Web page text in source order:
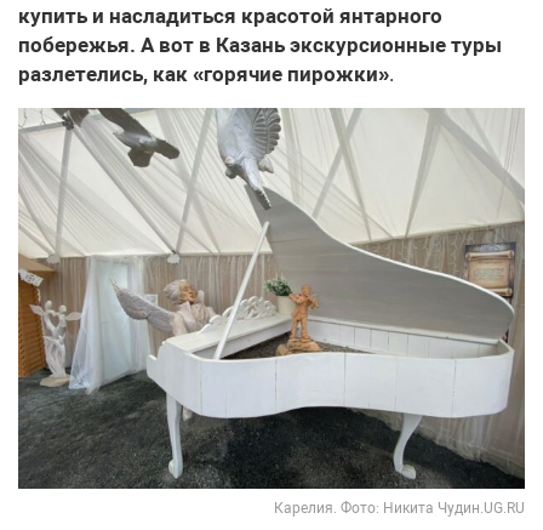
купить и насладиться красотой янтарного
побережья. А вот в Казань экскурсионные туры
разлетелись, как «горячие пирожки».
Карелия. Фото: Никита Чудин.UG.RU